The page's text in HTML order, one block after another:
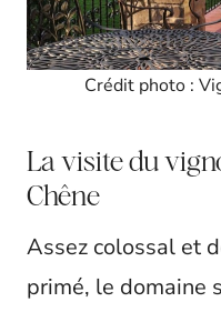
Crédit photo :
La visite du
Chêne
Assez colossal et
primé, le domaine